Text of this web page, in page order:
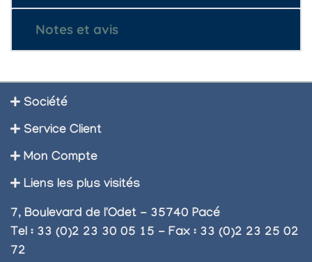
Notes et avis
Société
Service Client
Mon Compte
Liens les plus visités
7, Boulevard de l'Odet - 35740 Pacé
Tel : 33 (0)2 23 30 05 15 - Fax : 33 (0)2 23 25 02
72